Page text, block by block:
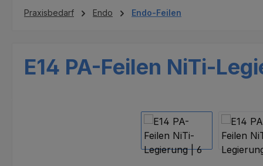
Praxisbedarf Endo Endo-Feilen
E14 PA-Feilen NiTi-